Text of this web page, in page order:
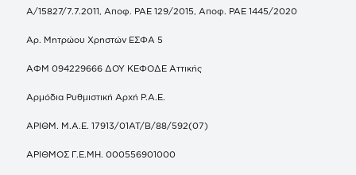
Α/15827/7.7.2011, Αποφ. ΡΑΕ 129/2015, Αποφ. ΡΑΕ 1445/2020
Αρ. Μητρώου Χρηστών ΕΣΦΑ 5
ΑΦΜ 094229666 ΔΟΥ ΚΕΦΟΔΕ Αττικής
Αρμόδια Ρυθμιστική Αρχή Ρ.Α.Ε.
ΑΡΙΘΜ. Μ.Α.Ε. 17913/01ΑΤ/Β/88/592(07)
ΑΡΙΘΜΟΣ Γ.Ε.ΜΗ. 000556901000